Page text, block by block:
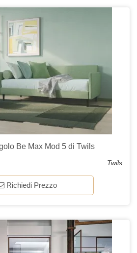
Be Max Mod 5 di Twils
Twils
Richiedi Prezzo